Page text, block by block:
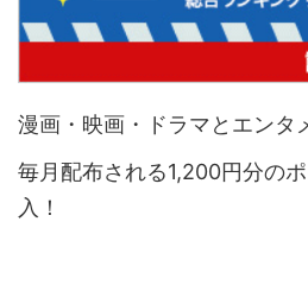
漫画・映画・ドラマとエンタ
毎月配布される1,200円分の
入！